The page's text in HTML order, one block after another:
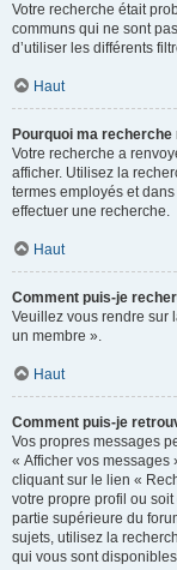
Votre recherche était
communs qui ne sont
d’utiliser les différents
Haut
Pourquoi ma
Votre recherche a
afficher. Utilisez la
termes employés et
effectuer une recherche.
Haut
Comment puis-je
Veuillez vous rendre sur
un membre ».
Haut
Comment puis-je
Vos propres messages
« Afficher vos messages
cliquant sur le lien «
votre propre profil ou
partie supérieure du
sujets, utilisez la
qui vous sont